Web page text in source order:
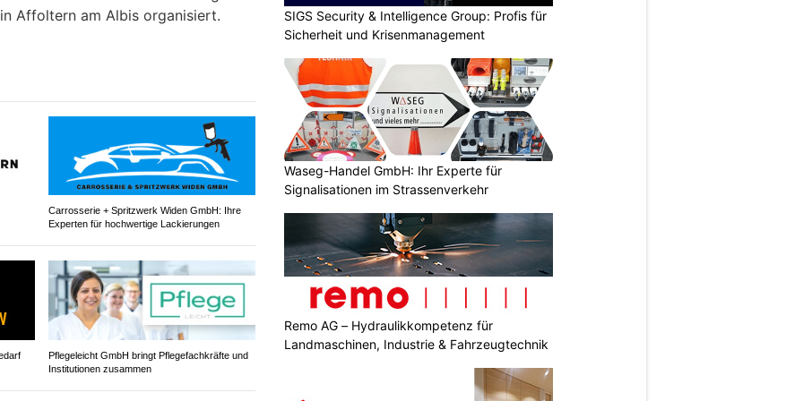
Affoltern am Albis organisiert.
Carrosserie + Spritzwerk Widen GmbH: Ihre
Experten für hochwertige Lackierungen
Pflegeleicht GmbH bringt Pflegefachkräfte und
Institutionen zusammen
SIGS Security & Intelligence Group: Profis für
Sicherheit und Krisenmanagement
Waseg-Handel GmbH: Ihr Experte für
Signalisationen im Strassenverkehr
Remo AG – Hydraulikkompetenz für
Landmaschinen, Industrie & Fahrzeugtechnik